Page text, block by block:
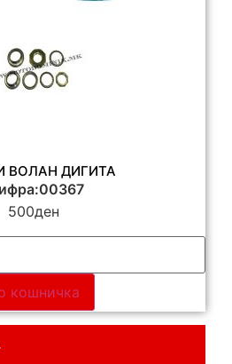
ВОЛАН ДИГИТА
500ден
кошничка